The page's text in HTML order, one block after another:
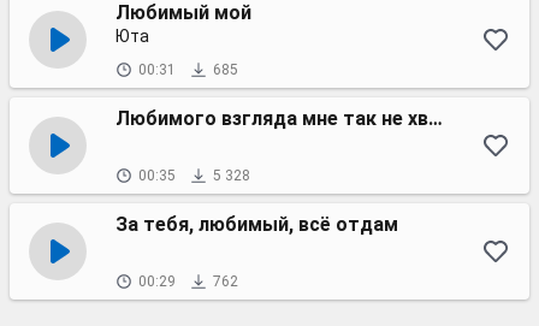
Любимый мой
Юта
00:31 685
Любимого взгляда мне так не хватает
00:35 5 328
За тебя, любимый, всё отдам
00:29 762